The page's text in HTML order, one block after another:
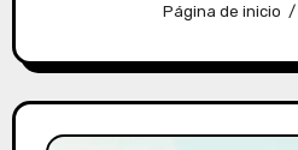
Página de inicio